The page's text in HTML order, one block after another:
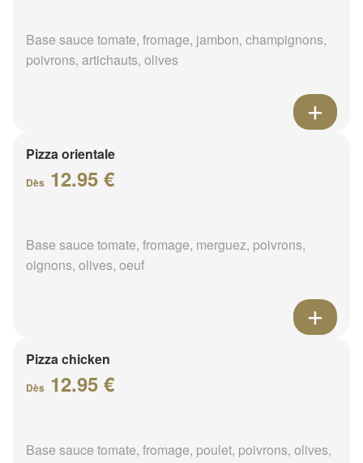
Base sauce tomate, fromage, jambon, champignons,
poivrons, artichauts, olives
Pizza orientale
Dès 12.95 €
Base sauce tomate, fromage, merguez, poivrons,
oignons, olives, oeuf
Pizza chicken
Dès 12.95 €
Base sauce tomate, fromage, poulet, poivrons, olives,